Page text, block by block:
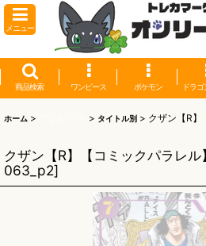
メニュー
商品検索 ワンピース ポケモン ドラ
ホーム > > タイトル別 > クザン【R】
クザン【R】【コミックパラレル
063_p2]